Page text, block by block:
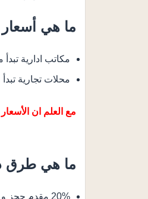
ما هي أسعار ومساحات مول
مكاتب ادارية تبدأ مساحتها من 60 متر مربع
محلات تجارية تبدأ مساحتها من 310 متر مربع و
مع العلم ان
ما هي طرق دفع وتقسيط
20% مقدم حجز و أيضا يتم تقسيط الباقي من المبلغ بالتساوي على 6 سنوات فقط.